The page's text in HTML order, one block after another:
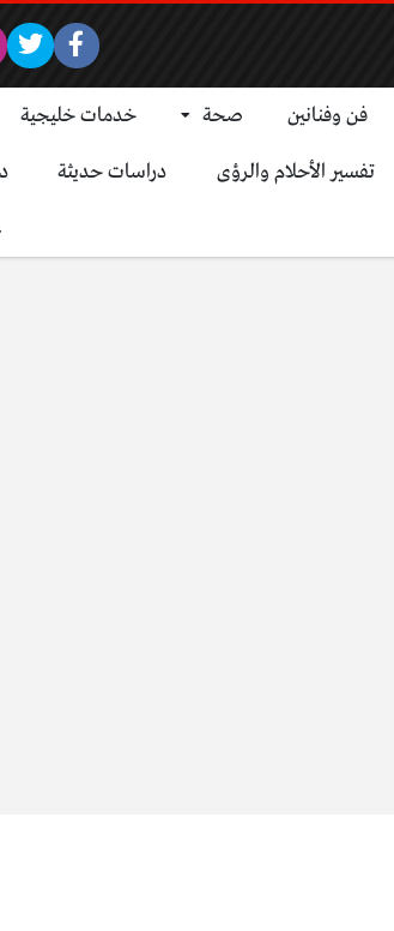
فن وفنانين صحة خدمات خليجية
تفسير الأحلام والرؤى دراسات حديثة